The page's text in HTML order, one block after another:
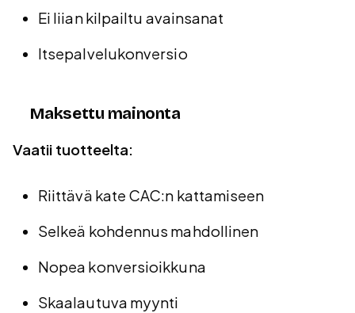
Ei liian kilpailtu avainsanat
Itsepalvelukonversio
Maksettu mainonta
Vaatii tuotteelta:
Riittävä kate CAC:n kattamiseen
Selkeä kohdennus mahdollinen
Nopea konversioikkuna
Skaalautuva myynti